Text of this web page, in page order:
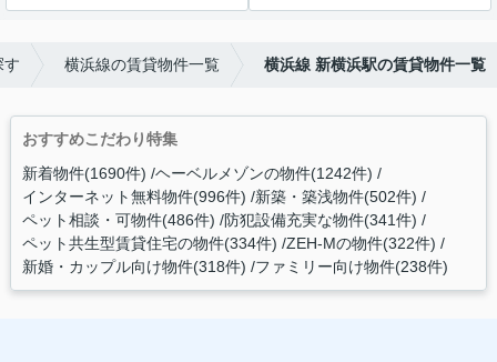
す 横浜線の賃貸物件一覧 横浜線 新横浜駅の賃貸物件一覧
おすすめこだわり特集
新着物件(1690件) ヘーベルメゾンの物件(1242件)
インターネット無料物件(996件) 新築・築浅物件(502件)
ペット相談・可物件(486件) 防犯設備充実な物件(341件)
ペット共生型賃貸住宅の物件(334件) ZEH-Mの物件(322件)
新婚・カップル向け物件(318件) ファミリー向け物件(238件)